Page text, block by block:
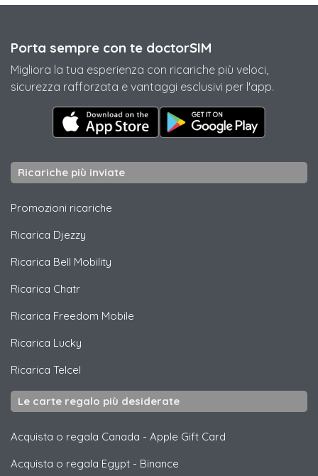
Porta sempre con te doctorSIM
Migliora la tua esperienza con ricariche più veloci,
sicurezza rafforzata e vantaggi esclusivi per l'app.
Ricariche più inviate
Promozioni ricariche
Ricarica Djezzy
Ricarica Bell Mobility
Ricarica Chatr
Ricarica Freedom Mobile
Ricarica Lucky
Ricarica Telcel
Le carte regalo più desiderate
Acquista o regala Canada - Apple Gift Card
Acquista o regala Egypt - Binance